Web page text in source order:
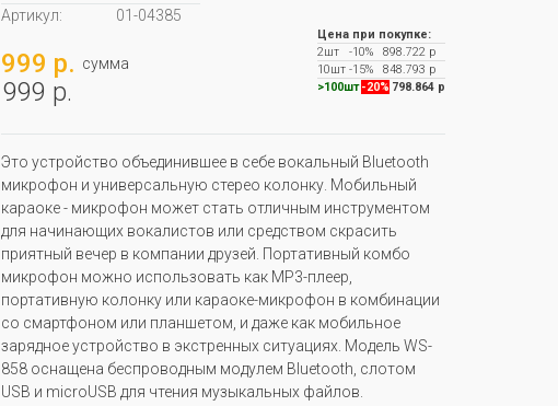
Артикул:
01-04385
999 р. сумма
999 р.
Цена при покупке:
2шт
-10%
898.722 р
10шт -15%
848.793 р
>100шт -20% 798.864 р
Это устройство объединившее в себе вокальный Bluetooth
микрофон и универсальную стерео колонку. Мобильный
караоке - микрофон может стать отличным инструментом
для начинающих вокалистов или средством скрасить
приятный вечер в компании друзей. Портативный комбо
микрофон можно использовать как MP3-плеер,
портативную колонку или караоке-микрофон в комбинации
со смартфоном или планшетом, и даже как мобильное
зарядное устройство в экстренных ситуациях. Модель WS-
858 оснащена беспроводным модулем Bluetooth, слотом
USB и microUSB для чтения музыкальных файлов.